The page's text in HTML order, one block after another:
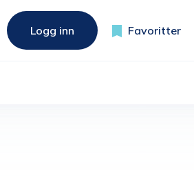
Logg inn Favoritter